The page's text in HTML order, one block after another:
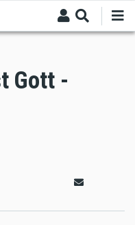
Gott -